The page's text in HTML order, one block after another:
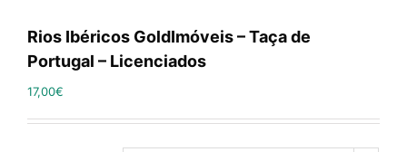
Rios Ibéricos GoldImóveis – Taça de
Portugal – Licenciados
17,00€